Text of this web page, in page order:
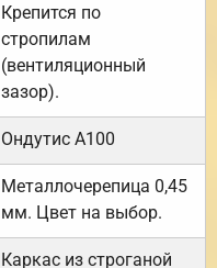
Крепится по
стропилам
(вентиляционный
зазор).
Ондутис А100
Металлочерепица 0,45
мм. Цвет на выбор.
Каркас из строганой